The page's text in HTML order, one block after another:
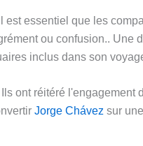
est essentiel que les
ou confusion.. Une
inclus dans son
ont réitéré l'engagement
Jorge Chávez sur